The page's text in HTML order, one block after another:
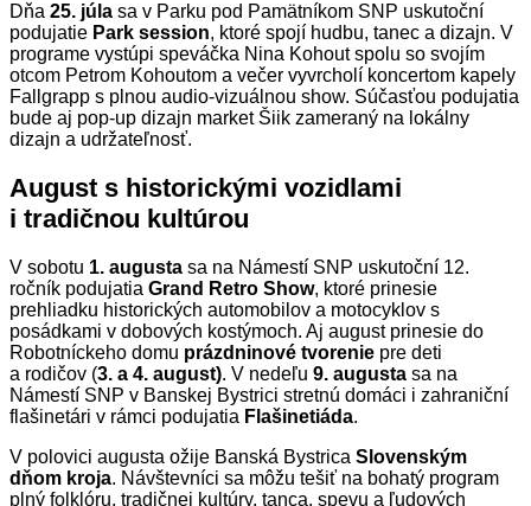
Dňa 25. júla sa v Parku pod Pamätníkom SNP uskutoční
podujatie Park session, ktoré spojí hudbu, tanec a dizajn. V
programe vystúpi speváčka Nina Kohout spolu so svojím
otcom Petrom Kohoutom a večer vyvrcholí koncertom kapely
Fallgrapp s plnou audio-vizuálnou show. Súčasťou podujatia
bude aj pop-up dizajn market Šiik zameraný na lokálny
dizajn a udržateľnosť.
August s historickými vozidlami
i tradičnou kultúrou
V sobotu 1. augusta sa na Námestí SNP uskutoční 12.
ročník podujatia Grand Retro Show, ktoré prinesie
prehliadku historických automobilov a motocyklov s
posádkami v dobových kostýmoch. Aj august prinesie do
Robotníckeho domu prázdninové tvorenie pre deti
a rodičov (3. a 4. august). V nedeľu 9. augusta sa na
Námestí SNP v Banskej Bystrici stretnú domáci i zahraniční
flašinetári v rámci podujatia Flašinetiáda.
V polovici augusta ožije Banská Bystrica Slovenským
dňom kroja. Návštevníci sa môžu tešiť na bohatý program
plný folklóru, tradičnej kultúry, tanca, spevu a ľudových